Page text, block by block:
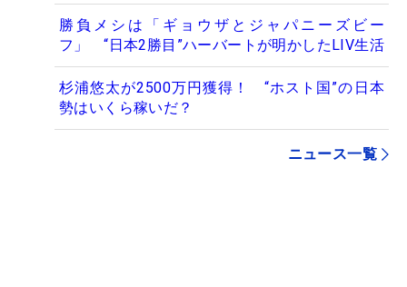
勝負メシは「ギョウザとジャパニーズビー
フ」 “日本2勝目”ハーバートが明かしたLIV生活
杉浦悠太が2500万円獲得！ “ホスト国”の日本
勢はいくら稼いだ？
ニュース一覧